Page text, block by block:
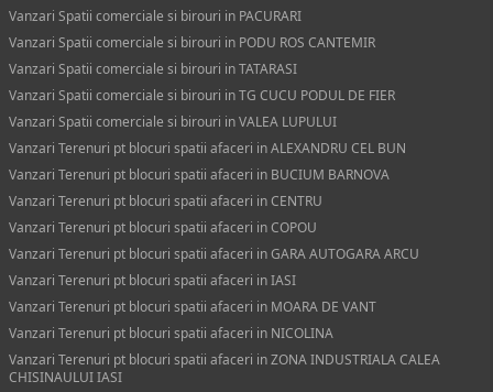
Vanzari Spatii comerciale si birouri in PACURARI
Vanzari Spatii comerciale si birouri in PODU ROS CANTEMIR
Vanzari Spatii comerciale si birouri in TATARASI
Vanzari Spatii comerciale si birouri in TG CUCU PODUL DE FIER
Vanzari Spatii comerciale si birouri in VALEA LUPULUI
Vanzari Terenuri pt blocuri spatii afaceri in ALEXANDRU CEL BUN
Vanzari Terenuri pt blocuri spatii afaceri in BUCIUM BARNOVA
Vanzari Terenuri pt blocuri spatii afaceri in CENTRU
Vanzari Terenuri pt blocuri spatii afaceri in COPOU
Vanzari Terenuri pt blocuri spatii afaceri in GARA AUTOGARA ARCU
Vanzari Terenuri pt blocuri spatii afaceri in IASI
Vanzari Terenuri pt blocuri spatii afaceri in MOARA DE VANT
Vanzari Terenuri pt blocuri spatii afaceri in NICOLINA
Vanzari Terenuri pt blocuri spatii afaceri in ZONA INDUSTRIALA CALEA
CHISINAULUI IASI